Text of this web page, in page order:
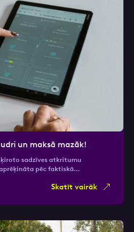
un maksā mazāk!
sadzīves atkritumu
pēc faktiskā…
Skatīt vairāk